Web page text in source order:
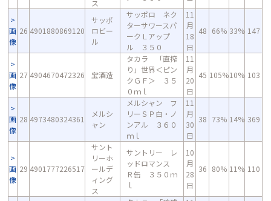
ス
画
像
26 4901880869120
サッポ
ロビー
ル
サッポロ ネク
ターサワースパ
ークＬアップ
ル ３５０
11
月
18
日
48 66% 33% 147
画
像
27 4904670472326 宝酒造
タカラ 「直搾
り」世界＜ピン
クＧＦ＞ ３５
０ｍｌ
11
月
20
日
45 105%10% 103
画
像
28 4973480324361
メルシ
ャン
メルシャン フ
リーＳＰ白・ノ
ンアル ３６０
ｍｌ
11
月
30
日
38 73% 14% 369
画
像
29 4901777226517
サント
リーホ
ールデ
ィング
ス
サントリー レ
ッドロマンス
Ｒ缶 ３５０ｍ
ｌ
10
月
28
日
36 80% 11% 110